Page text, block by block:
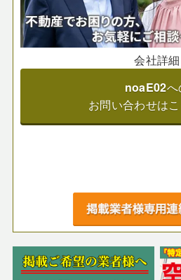
会社詳細
noaE02へ
お問い合わせは